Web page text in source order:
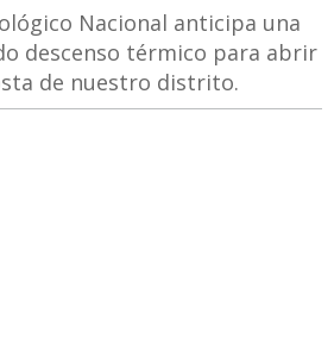
Nacional anticipa una
descenso térmico para abrir
de nuestro distrito.